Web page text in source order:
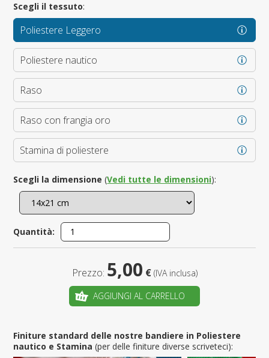
Scegli il tessuto:
Poliestere Leggero
Poliestere nautico
Raso
Raso con frangia oro
Stamina di poliestere
Scegli la dimensione (Vedi tutte le dimensioni):
Quantità:
Prezzo: 5,00 € (IVA inclusa)
AGGIUNGI AL CARRELLO
Finiture standard delle nostre bandiere in Poliestere
nautico e Stamina(per delle finiture diverse scriveteci):